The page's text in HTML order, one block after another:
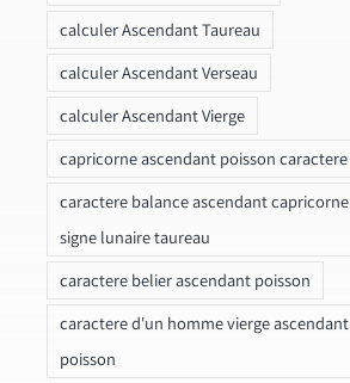
calculer Ascendant Taureau
calculer Ascendant Verseau
calculer Ascendant Vierge
capricorne ascendant poisson caractere
caractere balance ascendant capricorne
signe lunaire taureau
caractere belier ascendant poisson
caractere d'un homme vierge ascendant
poisson